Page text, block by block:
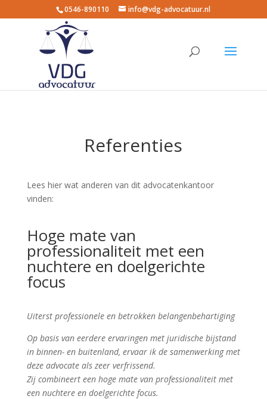
0546-890110 info@vdg-advocatuur.nl
Referenties
Lees hier wat anderen van dit advocatenkantoor
vinden:
Hoge mate van
professionaliteit met een
nuchtere en doelgerichte
focus
Uiterst professionele en betrokken belangenbehartiging
​Op basis van eerdere ervaringen met juridische bijstand
in binnen- en buitenland, ervaar ik de samenwerking met
deze advocate als zeer verfrissend.
Zij combineert een hoge mate van professionaliteit met
een nuchtere en doelgerichte focus.